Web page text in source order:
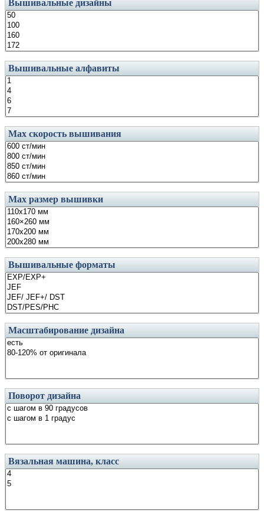
Вышивальные дизайны
Вышивальные алфавиты
Маx скорость вышивания
Маx размер вышивки
Вышивальные форматы
Масштабирование дизайна
Поворот дизайна
Вязальная машина, класс